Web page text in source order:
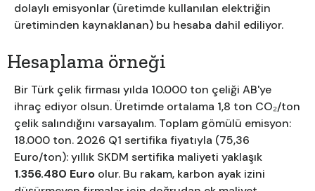
dolaylı emisyonlar (üretimde kullanılan elektriğin
üretiminden kaynaklanan) bu hesaba dahil ediliyor.
Hesaplama örneği
Bir Türk çelik firması yılda 10.000 ton çeliği AB'ye
ihraç ediyor olsun. Üretimde ortalama 1,8 ton CO₂/ton
çelik salındığını varsayalım. Toplam gömülü emisyon:
18.000 ton. 2026 Q1 sertifika fiyatıyla (75,36
Euro/ton): yıllık SKDM sertifika maliyeti yaklaşık
1.356.480 Euro olur. Bu rakam, karbon ayak izini